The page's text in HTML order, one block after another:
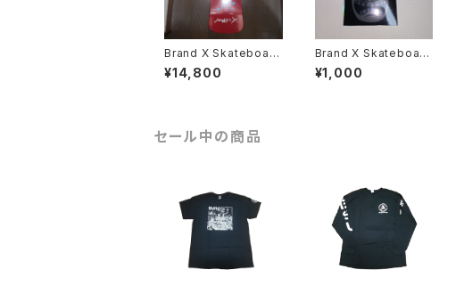
Brand X Skateboard
s Dogma3 30/100 L
td サイン入り スケート
¥14,800
Brand X Skateboard
s Anthrax Not man
ホログラム ステッカー
¥1,000
セール中の商品